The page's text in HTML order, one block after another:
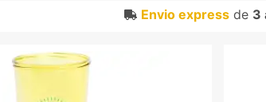
Envio expressde 3